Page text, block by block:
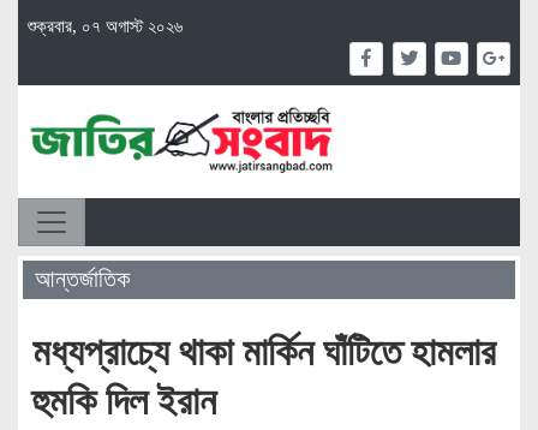
শুক্রবার, ০৭ অগাস্ট ২০২৬
আন্তর্জাতিক
মধ্যপ্রাচ্যে থাকা মার্কিন ঘাঁটিতে হামলার
হুমকি দিল ইরান